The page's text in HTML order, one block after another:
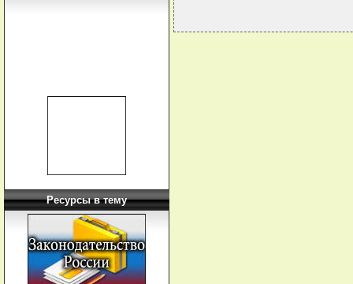
Ресурсы в тему